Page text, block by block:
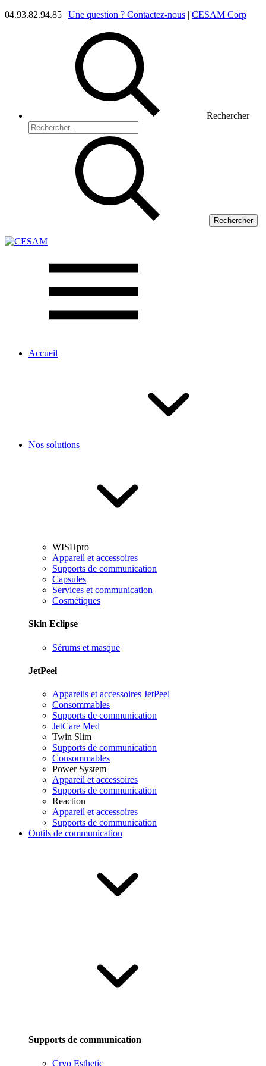
04.93.82.94.85 | Une question ? Contactez-nous | CESAM Corp
Rechercher
Rechercher
Accueil
Nos solutions
WISHpro
Appareil et accessoires
Supports de communication
Capsules
Services et communication
Cosmétiques
Skin Eclipse
Sérums et masque
JetPeel
Appareils et accessoires JetPeel
Consommables
Supports de communication
JetCare Med
Twin Slim
Supports de communication
Consommables
Power System
Appareil et accessoires
Supports de communication
Reaction
Appareil et accessoires
Supports de communication
Outils de communication
Supports de communication
Cryo Esthetic